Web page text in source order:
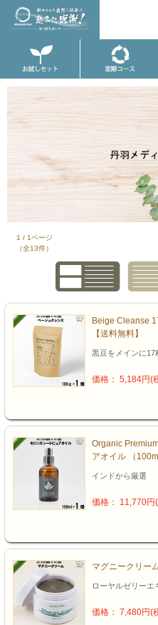
1 / 1ページ
（全13件）
Beige Cleanse
【送料無料】
黒豆をメインに17
価格： 5,184円(
Organic
アオイル （
インドから厳選
価格： 11,770円
マグニークリー
ローヤルゼリーエ
価格： 7,480円(